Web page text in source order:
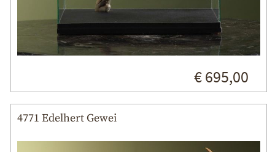
€ 695,00
4771 Edelhert Gewei